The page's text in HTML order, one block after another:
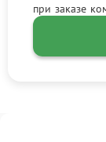
при заказе